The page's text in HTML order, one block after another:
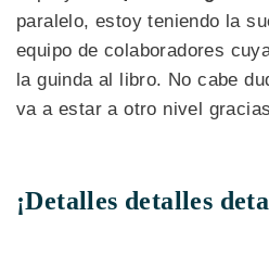
paralelo, estoy teniendo la
equipo de colaboradores
la guinda al libro. No cabe
va a estar a otro nivel
¡Detalles detalles